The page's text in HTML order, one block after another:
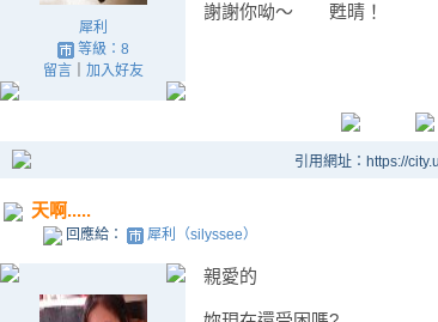
犀利
等級：8
留言｜ 加入好友
謝謝你呦～ 甦晴！
引用網址：https://
天啊.....
回應給： 犀利（silyssee）
親愛的